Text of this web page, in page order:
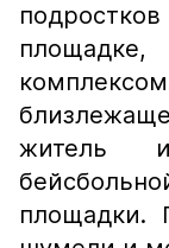
житель
площадки.